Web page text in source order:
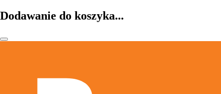
Dodawanie do koszyka...